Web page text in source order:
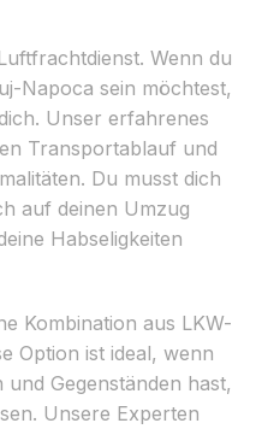
Wenn du
Napoca sein möchtest,
Unser erfahrenes
Transportablauf und
Du musst dich
auf deinen Umzug
Habseligkeiten
Kombination aus LKW-
Option ist ideal, wenn
Gegenständen hast,
Unsere Experten